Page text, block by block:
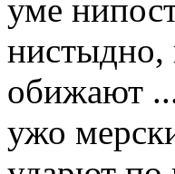
уме
нистыдно,
обижают
ужо